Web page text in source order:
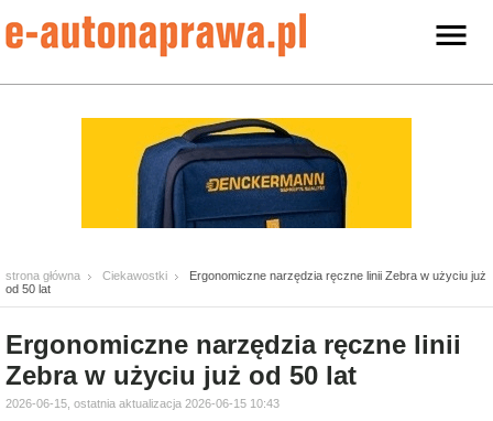
strona główna Ciekawostki
Ergonomiczne narzędzia ręczne linii Zebra w użyciu już
od 50 lat
Ergonomiczne narzędzia ręczne linii
Zebra w użyciu już od 50 lat
2026-06-15, ostatnia aktualizacja 2026-06-15 10:43